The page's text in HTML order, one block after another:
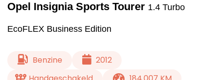
Opel Insignia Sports Tourer 1.4 Turbo
EcoFLEX Business Edition
Benzine
2012